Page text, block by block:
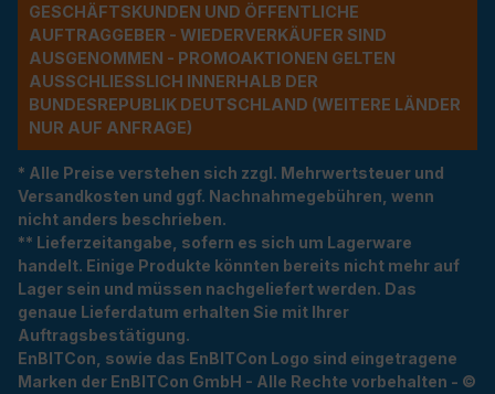
ESCHÄFTSKUNDEN UND ÖFFENTLICHE A
UFTRAGGEBER - WIEDERVERKÄUFER SIND A
USGENOMMEN - PROMOAKTIONEN GELTEN A
USSCHLIESSLICH INNERHALB DER BU
NDESREPUBLIK DEUTSCHLAND (WEITERE LÄNDER NU
R AUF ANFRAGE)
* Alle Preise verstehen sich zzgl. Mehrwertsteuer und
Versandkosten und ggf. Nachnahmegebühren, wenn
nicht anders beschrieben.
** Lieferzeitangabe, sofern es sich um Lagerware
handelt. Einige Produkte könnten bereits nicht mehr auf
Lager sein und müssen nachgeliefert werden. Das
genaue Lieferdatum erhalten Sie mit Ihrer
Auftragsbestätigung.
EnBITCon, sowie das EnBITCon Logo sind eingetragene
Marken der EnBITCon GmbH - Alle Rechte vorbehalten - ©